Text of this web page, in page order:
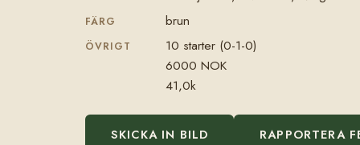
FÄRG brun
ÖVRIGT
10 starter (0-1-0)
6000 NOK
41,0k
SKICKA IN BILD RAPPORTERA